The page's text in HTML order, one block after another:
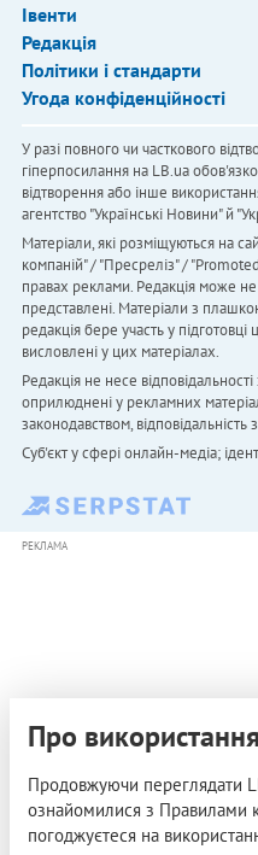
Івенти
Редакція
Політики і стандарти
Угода конфіденційності
У разі повного чи часткового
гіперпосилання на LB.ua
відтворення або інше
агентство "Українськi Новини" й
Матеріали, які розміщуються на
компаній" / "Пресреліз" /
правах реклами. Редакція може не
представлені. Матеріали з
редакція бере участь у
висловлені у цих матеріалах.
Редакція не несе
оприлюднені у рекламних
законодавством,
Cуб'єкт у сфері онлайн-медіа;
РЕКЛАМА
Про
Продовжуючи переглядати
ознайомилися з Правилами
погоджуєтеся на